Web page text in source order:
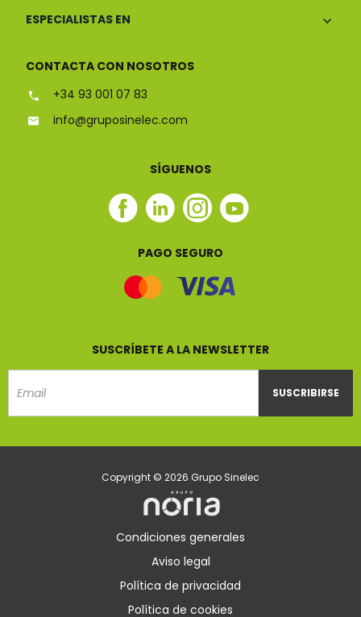
ESPECIALISTAS EN
CONTACTA CON NOSOTROS
+34 93 001 07 83
info@gruposinelec.com
SÍGUENOS
Facebook
Linkedin
Instagram
Youtube
PAGO SEGURO
SUSCRÍBETE A LA NEWSLETTER
SUSCRIBIRSE
Copyright © 2026 Grupo Sinelec
Condiciones generales
Aviso legal
Política de privacidad
Política de cookies